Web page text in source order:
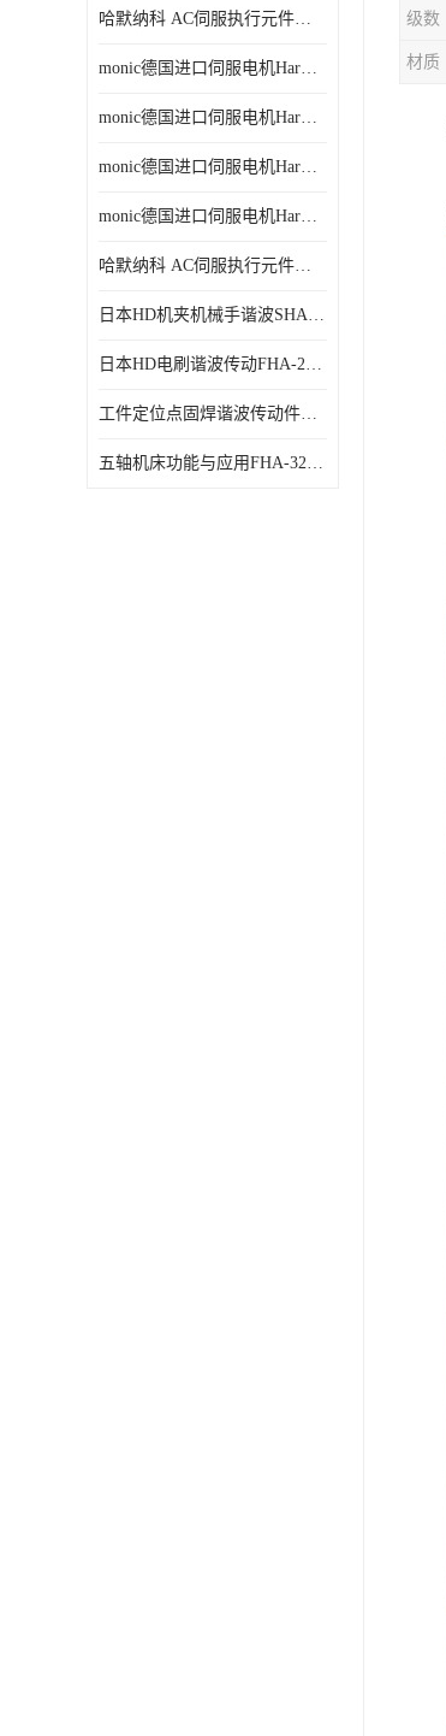
哈默纳科 AC伺服执行元件扁平型SHA系列 议价
monic德国进口伺服电机Har中国总代理单价
monic德国进口伺服电机Har中国总代理代理
monic德国进口伺服电机Har中国总代理公司
monic德国进口伺服电机Har中国总代理供应
哈默纳科 AC伺服执行元件扁平型SHA系列
日本HD机夹机械手谐波SHA32A120CG-B12B
日本HD电刷谐波传动FHA-25C-50-E250-C
工件定位点固焊谐波传动件哈默纳科CSF-45-100-2UH
五轴机床功能与应用FHA-32C-50-US250
级数
材质